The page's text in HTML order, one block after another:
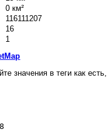
0 км²
116111207
16
1
значения в теги как